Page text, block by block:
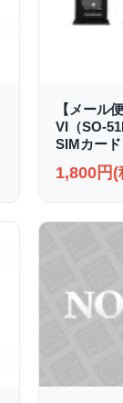
【メール
VI（SO-
SIMカー
1,800円(